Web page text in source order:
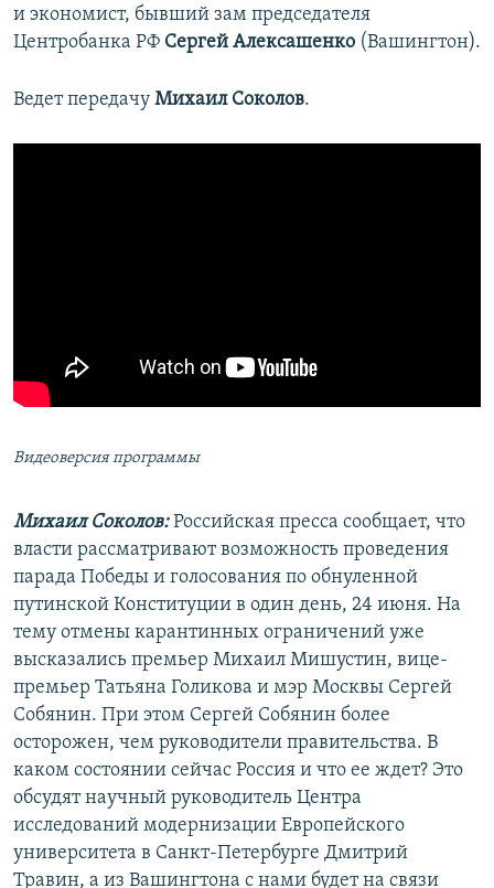
и экономист, бывший зам председателя
Центробанка РФ Сергей Алексашенко (Вашингтон).
Ведет передачу Михаил Соколов.
Видеоверсия программы
Михаил Соколов:Российская пресса сообщает, что
власти рассматривают возможность проведения
парада Победы и голосования по обнуленной
путинской Конституции в один день, 24 июня. На
тему отмены карантинных ограничений уже
высказались премьер Михаил Мишустин, вице-
премьер Татьяна Голикова и мэр Москвы Сергей
Собянин. При этом Сергей Собянин более
осторожен, чем руководители правительства. В
каком состоянии сейчас Россия и что ее ждет? Это
обсудят научный руководитель Центра
исследований модернизации Европейского
университета в Санкт-Петербурге Дмитрий
Травин, а из Вашингтона с нами будет на связи